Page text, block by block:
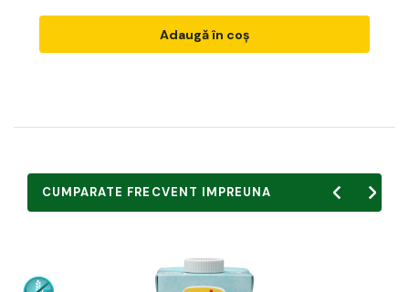
Adaugă în coș
CUMPARATE FRECVENT IMPREUNA